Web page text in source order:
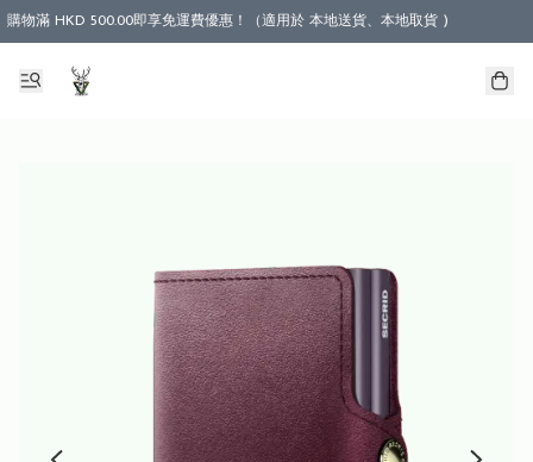
購物滿 HKD 500.00即享免運費優惠！（適用於 本地送貨、本地取貨 )